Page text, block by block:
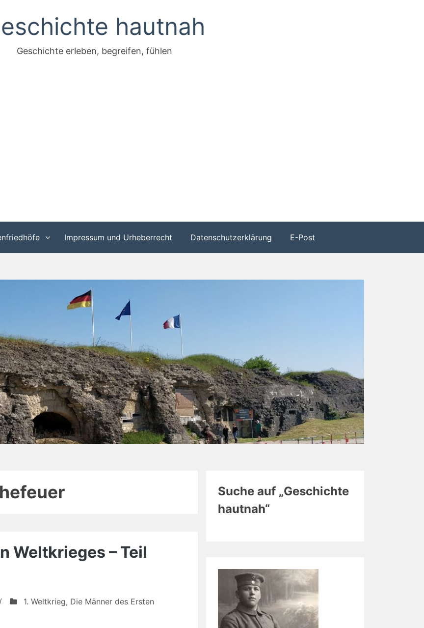
hautnah
Geschichte erleben, begreifen, fühlen
Impressum und Urheberrecht Datenschutzerklärung E-Post
Weltkrieges – Teil
/ 1. Weltkrieg, Die Männer des Ersten
Suche auf „Geschichte
hautnah“